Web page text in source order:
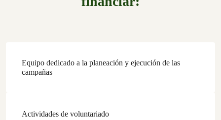
Equipo dedicado a la planeación y ejecución de las
campañas
Actividades de voluntariado